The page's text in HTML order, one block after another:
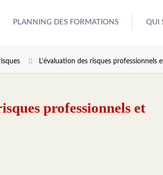
PLANNING DES FORMATIONS QUI
L’évaluation des risques professionnels
professionnels et